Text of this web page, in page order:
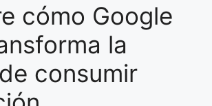
cómo Google
la
consumir